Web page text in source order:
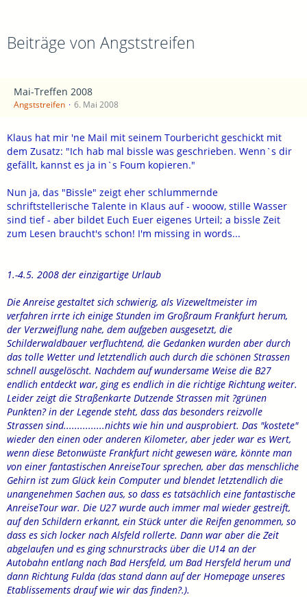
Beiträge von Angststreifen
Mai-Treffen 2008
Angststreifen 6. Mai 2008
Klaus hat mir 'ne Mail mit seinem Tourbericht geschickt mit
dem Zusatz: "Ich hab mal bissle was geschrieben. Wenn`s dir
gefällt, kannst es ja in`s Foum kopieren."
Nun ja, das "Bissle" zeigt eher schlummernde
schriftstellerische Talente in Klaus auf - wooow, stille Wasser
sind tief - aber bildet Euch Euer eigenes Urteil; a bissle Zeit
zum Lesen braucht's schon! I'm missing in words...
1.-4.5. 2008 der einzigartige Urlaub
Die Anreise gestaltet sich schwierig, als Vizeweltmeister im
verfahren irrte ich einige Stunden im Großraum Frankfurt herum,
der Verzweiflung nahe, dem aufgeben ausgesetzt, die
Schilderwaldbauer verfluchtend, die Gedanken wurden aber durch
das tolle Wetter und letztendlich auch durch die schönen Strassen
schnell ausgelöscht. Nachdem auf wundersame Weise die B27
endlich entdeckt war, ging es endlich in die richtige Richtung weiter.
Leider zeigt die Straßenkarte Dutzende Strassen mit ?grünen
Punkten? in der Legende steht, dass das besonders reizvolle
Strassen sind...............nichts wie hin und ausprobiert. Das "kostete"
wieder den einen oder anderen Kilometer, aber jeder war es Wert,
wenn diese Betonwüste Frankfurt nicht gewesen wäre, könnte man
von einer fantastischen AnreiseTour sprechen, aber das menschliche
Gehirn ist zum Glück kein Computer und blendet letztendlich die
unangenehmen Sachen aus, so dass es tatsächlich eine fantastische
AnreiseTour war. Die U27 wurde auch immer mal wieder gestreift,
auf den Schildern erkannt, ein Stück unter die Reifen genommen, so
dass es sich locker nach Alsfeld rollerte. Dann war aber die Zeit
abgelaufen und es ging schnurstracks über die U14 an der
Autobahn entlang nach Bad Hersfeld, um Bad Hersfeld herum und
dann Richtung Fulda (das stand dann auf der Homepage unseres
Etablissements drauf wie wir das finden?.).